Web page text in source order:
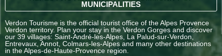
MUNICIPALITIES
Verdon Tourisme is the official tourist office of the Alpes Provence
Verdon territory. Plan your stay in the Verdon Gorges and discover
our 39 villages: Saint-André-les-Alpes, La Palud-sur-Verdon,
Entrevaux, Annot, Colmars-les-Alpes and many other destinations
in the Alpes-de-Haute-Provence region.